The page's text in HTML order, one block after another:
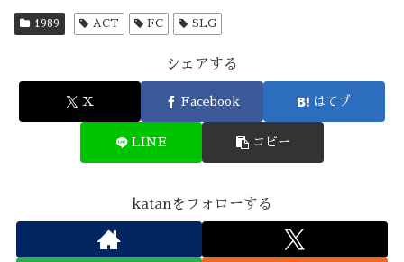
1989 ACT FC SLG
シェアする
X Facebook はてブ
LINE コピー
katanをフォローする